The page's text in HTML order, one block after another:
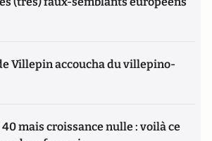
Villepin accoucha du villepino-
40 mais croissance nulle : voilà ce